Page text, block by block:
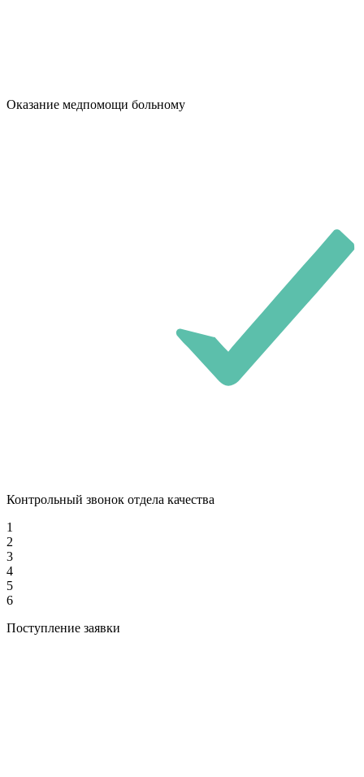
Оказание медпомощи больному
Контрольный звонок отдела качества
1
2
3
4
5
6
Поступление заявки